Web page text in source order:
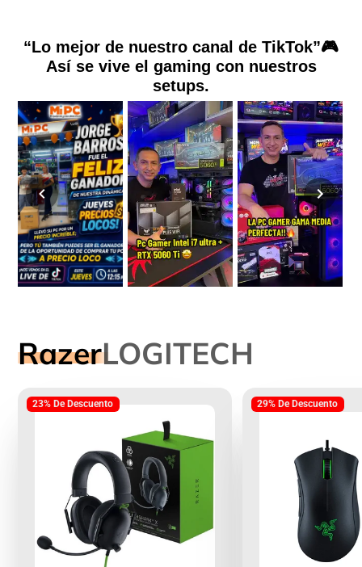
“Lo mejor de nuestro canal de TikTok”🎮
Así se vive el gaming con nuestros
setups.
RazerLOGITECH
23% De Descuento 29% De Descuento